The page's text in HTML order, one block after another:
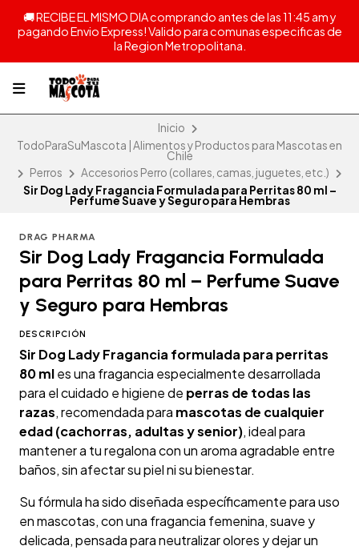
🚚 RECIBE EL MISMO DIA comprando antes de las 11:45 am y
pagando Envio Express! Valido para comunas especificas de
la Region Metropolitana.
Inicio
TodoParaSuMascota | Alimentos y Productos para Mascotas en
Chile
Perros
Accesorios Perro (collares, camas, juguetes, etc.)
Sir Dog Lady Fragancia Formulada para Perritas 80 ml –
Perfume Suave y Seguro para Hembras
DRAG PHARMA
Sir Dog Lady Fragancia Formulada
para Perritas 80 ml – Perfume Suave
y Seguro para Hembras
DESCRIPCIÓN
Sir Dog Lady Fragancia formulada para perritas
80 mles una fragancia especialmente desarrollada
para el cuidado e higiene de perras de todas las
razas, recomendada para mascotas de cualquier
edad (cachorras, adultas y senior), ideal para
mantener a tu regalona con un aroma agradable entre
baños, sin afectar su piel ni su bienestar.
Su fórmula ha sido diseñada específicamente para uso
en mascotas, con una fragancia femenina, suave y
delicada, pensada para neutralizar olores y dejar un